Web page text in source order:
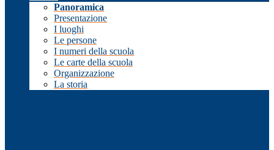
Panoramica
Presentazione
I luoghi
Le persone
I numeri della scuola
Le carte della scuola
Organizzazione
La storia